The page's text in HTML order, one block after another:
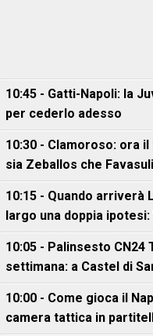
10:45 - Gatti-Napoli: la
per cederlo adesso
10:30 - Clamoroso: ora
sia Zeballos che
10:15 - Quando arriverà
largo una doppia
10:05 - Palinsesto CN24
settimana: a Castel di
10:00 - Come gioca il
camera tattica in